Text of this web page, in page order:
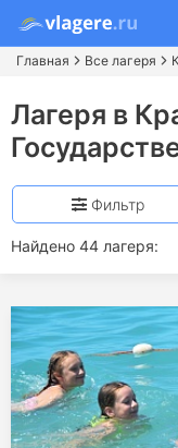
Главная Все лагеря
Лагеря в
Найдено 44 лагеря:
Фильтр